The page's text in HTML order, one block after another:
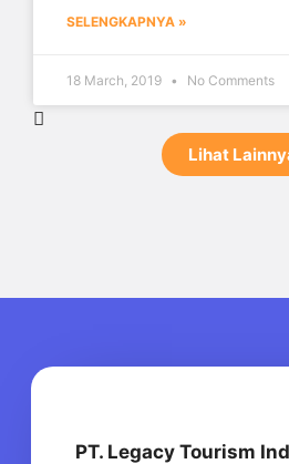
SELENGKAPNYA »
18 March, 2019 No Comments
Lihat
PT. Legacy Tourism